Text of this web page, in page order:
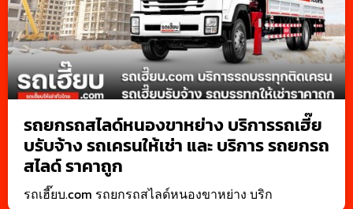
รถยกรถสไลด์หนองขาหย่าง บริการรถเฮี๊ย
บรับจ้าง รถเครนให้เช่า และ บริการ รถยกรถ
สไลด์ ราคาถูก
รถเฮี๊ยบ.com รถยกรถสไลด์หนองขาหย่าง บริก